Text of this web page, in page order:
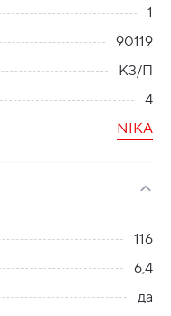
1
90119
К3/П
4
NIKA
116
6,4
да